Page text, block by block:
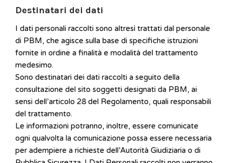
Destinatari dei dati
I dati personali raccolti sono altresì trattati dal personale
di PBM, che agisce sulla base di specifiche istruzioni
fornite in ordine a finalità e modalità del trattamento
medesimo.
Sono destinatari dei dati raccolti a seguito della
consultazione del sito soggetti designati da PBM, ai
sensi dell’articolo 28 del Regolamento, quali responsabili
del trattamento.
Le informazioni potranno, inoltre, essere comunicate
ogni qualvolta la comunicazione possa essere necessaria
per adempiere a richieste dell’Autorità Giudiziaria o di